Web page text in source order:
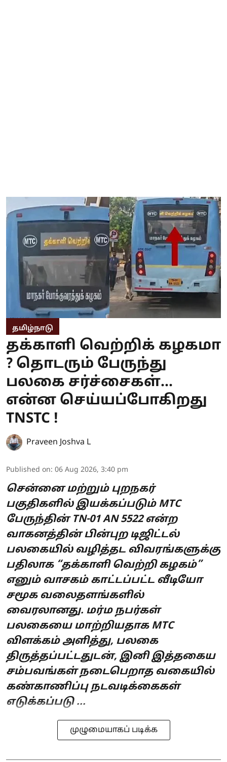
தமிழ்நாடு
தக்காளி வெற்றிக் கழகமா
? தொடரும் பேருந்து
பலகை சர்ச்சைகள்...
என்ன செய்யப்போகிறது
TNSTC !
Praveen Joshva L
Published on: 06 Aug 2026, 3:40 pm
சென்னை மற்றும் புறநகர்
பகுதிகளில் இயக்கப்படும் MTC
பேருந்தின் TN-01 AN 5522 என்ற
வாகனத்தின் பின்புற டிஜிட்டல்
பலகையில் வழித்தட விவரங்களுக்கு
பதிலாக “தக்காளி வெற்றி கழகம்”
எனும் வாசகம் காட்டப்பட்ட வீடியோ
சமூக வலைதளங்களில்
வைரலானது. மர்ம நபர்கள்
பலகையை மாற்றியதாக MTC
விளக்கம் அளித்து, பலகை
திருத்தப்பட்டதுடன், இனி இத்தகைய
சம்பவங்கள் நடைபெறாத வகையில்
கண்காணிப்பு நடவடிக்கைகள்
எடுக்கப்படு ...
முழுமையாகப் படிக்க